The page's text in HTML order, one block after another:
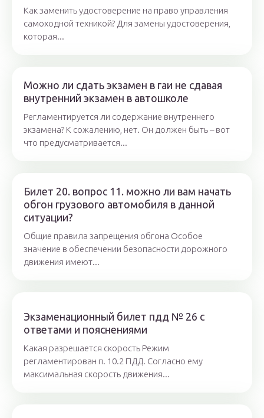
Как заменить удостоверение на право управления
самоходной техникой? Для замены удостоверения,
которая...
Можно ли сдать экзамен в гаи не сдавая
внутренний экзамен в автошколе
Регламентируется ли содержание внутреннего
экзамена? К сожалению, нет. Он должен быть – вот
что предусматривается...
Билет 20. вопрос 11. можно ли вам начать
обгон грузового автомобиля в данной
ситуации?
Общие правила запрещения обгона Особое
значение в обеспечении безопасности дорожного
движения имеют...
Экзаменационный билет пдд № 26 с
ответами и пояснениями
Какая разрешается скорость Режим
регламентирован п. 10.2 ПДД. Согласно ему
максимальная скорость движения...